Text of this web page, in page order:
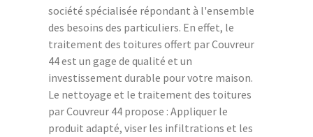
société spécialisée répondant à l'ensemble
des besoins des particuliers. En effet, le
traitement des toitures offert par Couvreur
44 est un gage de qualité et un
investissement durable pour votre maison.
Le nettoyage et le traitement des toitures
par Couvreur 44 propose : Appliquer le
produit adapté, viser les infiltrations et les